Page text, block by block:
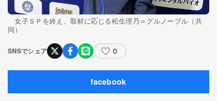
女子ＳＰを終え、取材に応じる松生理乃＝グルノーブル（共
同）
SNSでシェア 0
facebook